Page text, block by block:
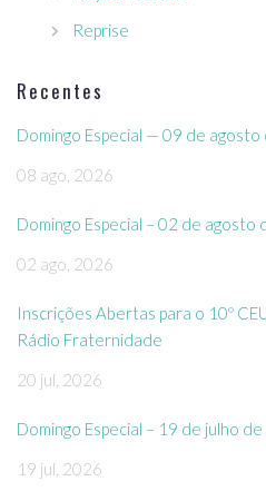
Reprise
Recentes
Domingo Especial — 09 de
08 ago, 2026
Domingo Especial – 02 de agosto
02 ago, 2026
Inscrições Abertas para o 10º
Rádio Fraternidade
20 jul, 2026
Domingo Especial – 19 de julho
19 jul, 2026